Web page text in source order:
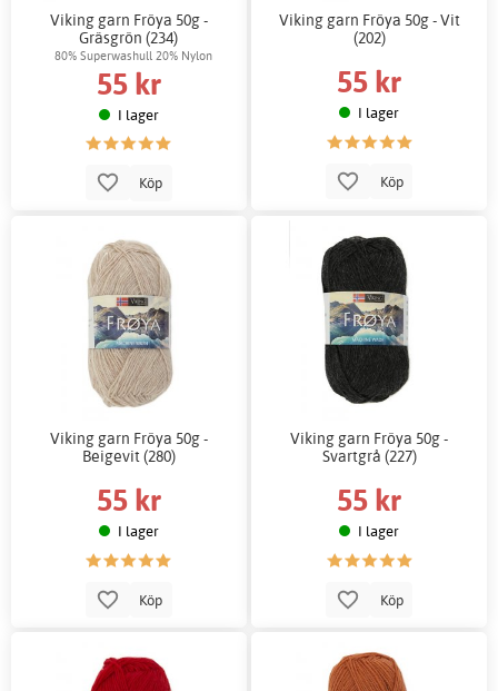
Viking garn Fröya 50g -
Gräsgrön (234)
80% Superwashull 20% Nylon
55 kr
I lager
Köp
Viking garn Fröya 50g - Vit
(202)
55 kr
I lager
Köp
Viking garn Fröya 50g -
Beigevit (280)
55 kr
I lager
Köp
Viking garn Fröya 50g -
Svartgrå (227)
55 kr
I lager
Köp